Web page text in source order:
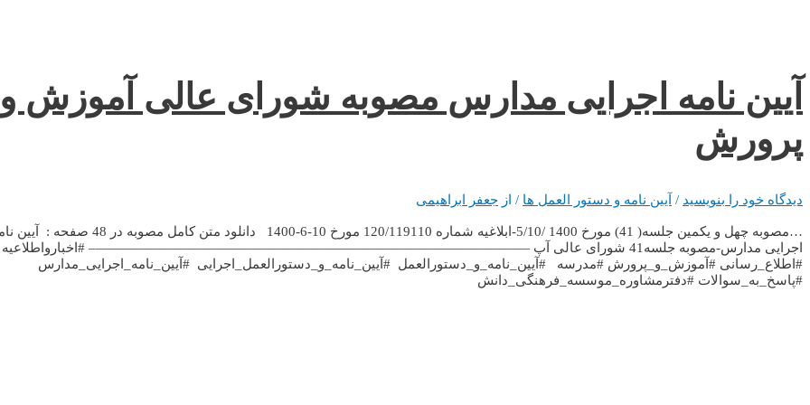
آیین نامه اجرایی مدارس مصوبه شورای عالی آموزش و
پرورش
دیدگاه‌ خود را بنویسید / آیین نامه و دستور العمل ها / از جعفر ابراهیمی
…مصوبه چهل و یکمین جلسه( 41) مورخ 1400 /5/10-ابلاغیه شماره 120/119110 مورخ 10-6-1400 دانلود متن کامل مصوبه در 48
اجرایی مدارس-مصوبه جلسه41 شورای عالی آپ ————————————————————————————————– #اخبارواطلاعیه
#اطلاع_رسانی #آموزش_و_پرورش #مدرسه #آیین_­نامه­_و_دستورالعمل­ #آیین_­نامه­_و_دستورالعمل­_اجرایی #آیین_­نامه­_اجرایی_مدارس
#پاسخ_به_سوالات #دفترمشاوره_موسسه_فرهنگی_دانش